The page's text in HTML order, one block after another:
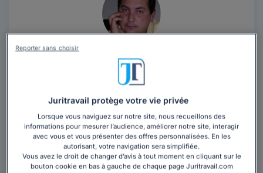
Maître Christophe VERNIER
Contacter cet avocat
Cabinet dont les activités prédominantes sont
exercées en matière de : - Droit des affaires - Droit
commercial et des sociétés - Droit...Lire la suite
Juritravail protège votre vie privée
Lorsque vous naviguez sur notre site, nous recueillons des
informations pour mesurer l’audience, améliorer notre site, interagir
avec vous et vous présenter des offres personnalisées. En les
autorisant, votre navigation sera simplifiée.
Vous avez le droit de changer d’avis à tout moment en cliquant sur le
bouton cookie en bas à gauche de chaque page Juritravail.com
Reporter sans choisir